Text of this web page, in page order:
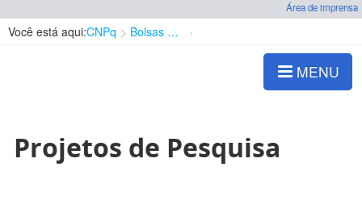
Área de imprensa
Você está aqui:CNPq Bolsas e Auxílios Vigentes
MENU
Projetos de Pesquisa